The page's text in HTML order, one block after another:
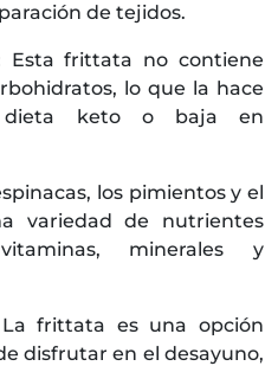
de tejidos.
Esta frittata no contiene
lo que la hace
dieta keto o baja en
los pimientos y el
variedad de nutrientes
minerales y
frittata es una opción
disfrutar en el desayuno,